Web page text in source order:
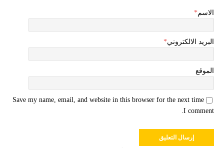
الاسم*
البريد الالكتروني*
الموقع
Save my name, email, and website in this browser for the next time
I comment.